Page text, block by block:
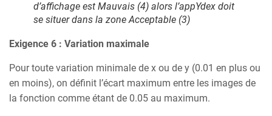
d’affichage est Mauvais (4) alors l’appYdex doit
se situer dans la zone Acceptable (3)
Exigence 6 : Variation maximale
Pour toute variation minimale de x ou de y (0.01 en plus ou
en moins), on définit l’écart maximum entre les images de
la fonction comme étant de 0.05 au maximum.